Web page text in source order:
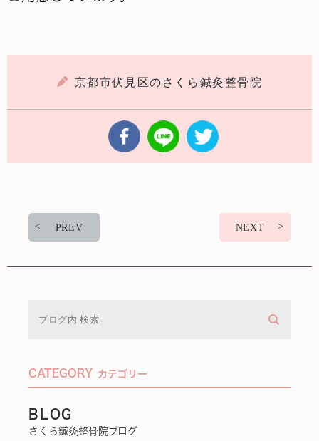
京都市伏見区のさくら鍼灸整骨院
PREV NEXT
CATEGORY カテゴリー
BLOG
さくら鍼灸整骨院ブログ